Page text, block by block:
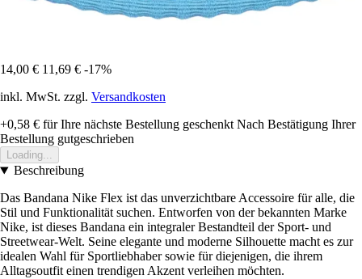
14,00 € 11,69 € -17%
inkl. MwSt. zzgl. Versandkosten
+0,58 € für Ihre nächste Bestellung geschenkt Nach Bestätigung Ihrer
Bestellung gutgeschrieben
Loading...
Beschreibung
Das Bandana Nike Flex ist das unverzichtbare Accessoire für alle, die
Stil und Funktionalität suchen. Entworfen von der bekannten Marke
Nike, ist dieses Bandana ein integraler Bestandteil der Sport- und
Streetwear-Welt. Seine elegante und moderne Silhouette macht es zur
idealen Wahl für Sportliebhaber sowie für diejenigen, die ihrem
Alltagsoutfit einen trendigen Akzent verleihen möchten.